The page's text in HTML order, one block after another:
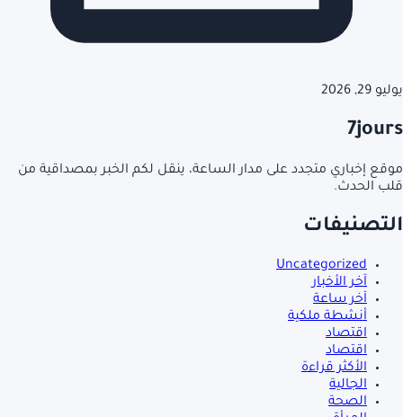
يوليو 29, 2026
7jours
موقع إخباري متجدد على مدار الساعة، ينقل لكم الخبر بمصداقية من
قلب الحدث.
التصنيفات
Uncategorized
آخر الأخبار
آخر ساعة
أنشطة ملكية
اقتصاد
اقتصاد
الأكثر قراءة
الجالية
الصحة